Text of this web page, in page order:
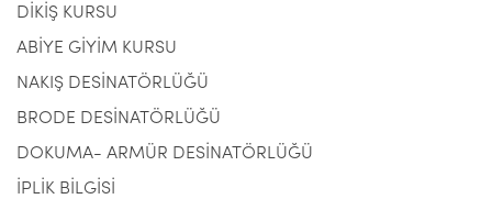
DİKİŞ KURSU
ABİYE GİYİM KURSU
NAKIŞ DESİNATÖRLÜĞÜ
BRODE DESİNATÖRLÜĞÜ
DOKUMA- ARMÜR DESİNATÖRLÜĞÜ
İPLİK BİLGİSİ